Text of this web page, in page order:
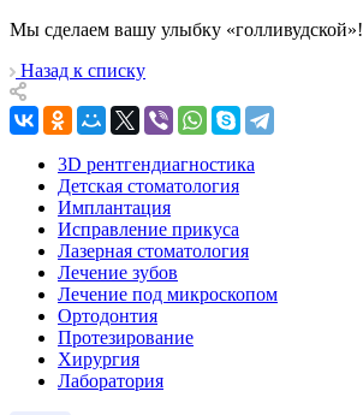
Мы сделаем вашу улыбку «голливудской»!
Назад к списку
3D рентгендиагностика
Детская стоматология
Имплантация
Исправление прикуса
Лазерная стоматология
Лечение зубов
Лечение под микроскопом
Ортодонтия
Протезирование
Хирургия
Лаборатория